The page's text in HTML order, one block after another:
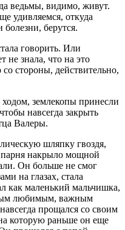
ведьмы, видимо, живут.
удивляемся, откуда
берутся.
говорить. Или
не знала, что на это
стороны, действительно,
землекопы принесли
навсегда закрыть
Валеры.
шляпку гвоздя,
парня накрыло мощной
Он больше не смог
на глазах, стала
как маленький мальчишка,
любимым, важным
прощался со своим
которую раньше он еще